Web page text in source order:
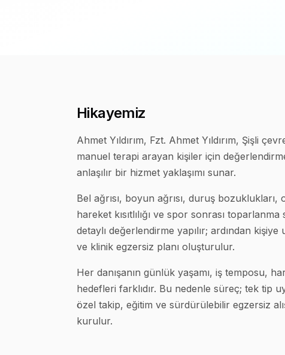
Hikayemiz
Ahmet Yıldırım, Fzt. Ahmet Yıldırım, Şişli
manuel terapi arayan kişiler için
anlaşılır bir hizmet yaklaşımı sunar.
Bel ağrısı, boyun ağrısı, duruş bozuklukları,
hareket kısıtlılığı ve spor sonrası
detaylı değerlendirme yapılır; ardından
ve klinik egzersiz planı oluşturulur.
Her danışanın günlük yaşamı, iş temposu,
hedefleri farklıdır. Bu nedenle süreç; tek tip
özel takip, eğitim ve sürdürülebilir egzersiz
kurulur.